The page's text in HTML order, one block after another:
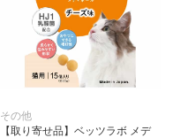
その他
【取り寄せ品】ベッツラボ メデ